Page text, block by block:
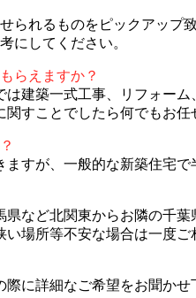
られるものをピックアップ致
にしてください。
らえますか？
建築一式工事、リフォー
すことでしたら何でもお任
すが、一般的な新築住宅で
など北関東からお隣の千
場所等不安な場合は一度ご
に詳細なご希望をお聞かせ